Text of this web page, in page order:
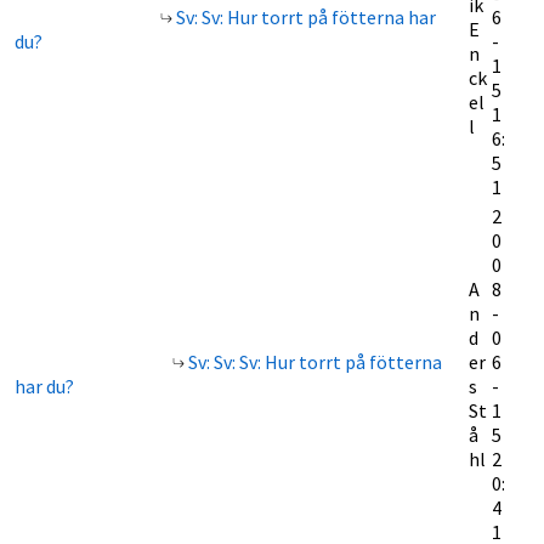
Sv: Sv: Hur torrt på fötterna har
du?
ik
E
n
ck
el
l
6
-
1
5
1
6:
5
1
Sv: Sv: Sv: Hur torrt på fötterna
har du?
A
n
d
er
s
St
å
hl
2
0
0
8
-
0
6
-
1
5
2
0:
4
1